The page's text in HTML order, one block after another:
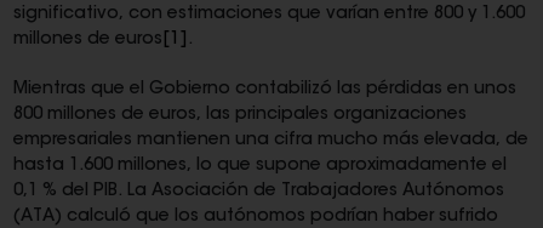
significativo, con estimaciones que varían entre 800 y 1.600
millones de euros [1] .
Mientras que el Gobierno contabilizó las pérdidas en unos
800 millones de euros, las principales organizaciones
empresariales mantienen una cifra mucho más elevada, de
hasta 1.600 millones, lo que supone aproximadamente el
0,1 % del PIB. La Asociación de Trabajadores Autónomos
(ATA) calculó que los autónomos podrían haber sufrido